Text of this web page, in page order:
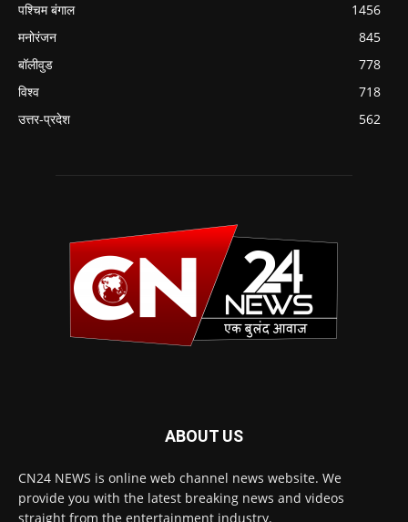
पश्चिम बंगाल
1456
मनोरंजन
845
बॉलीवुड
778
विश्व
718
उत्तर-प्रदेश
562
ABOUT US
CN24 NEWS is online web channel news website. We
provide you with the latest breaking news and videos
straight from the entertainment industry.